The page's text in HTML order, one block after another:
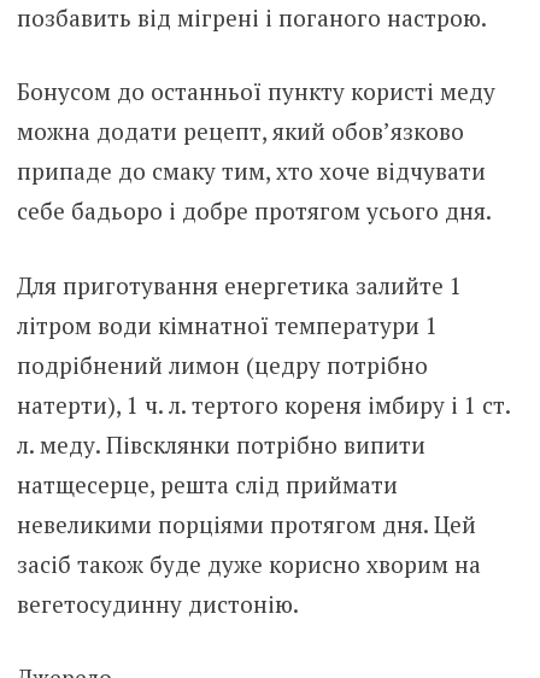
позбавить від мігрені і поганого настрою.
Бонусом до останньої пункту користі меду
можна додати рецепт, який обов’язково
припаде до смаку тим, хто хоче відчувати
себе бадьоро і добре протягом усього дня.
Для приготування енергетика залийте 1
літром води кімнатної температури 1
подрібнений лимон (цедру потрібно
натерти), 1 ч. л. тертого кореня імбиру і 1 ст.
л. меду. Півсклянки потрібно випити
натщесерце, решта слід приймати
невеликими порціями протягом дня. Цей
засіб також буде дуже корисно хворим на
вегетосудинну дистонію.